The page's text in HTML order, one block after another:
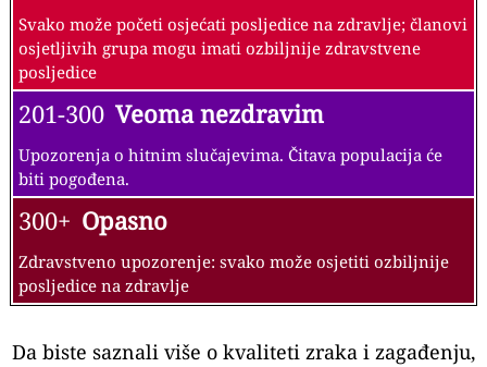
Svako može početi osjećati posljedice na zdravlje; članovi
osjetljivih grupa mogu imati ozbiljnije zdravstvene
posljedice
201-300 Veoma nezdravim
Upozorenja o hitnim slučajevima. Čitava populacija će
biti pogođena.
300+ Opasno
Zdravstveno upozorenje: svako može osjetiti ozbiljnije
posljedice na zdravlje
Da biste saznali više o kvaliteti zraka i zagađenju,